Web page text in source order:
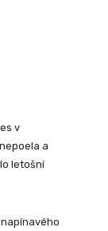
v
a
letošní